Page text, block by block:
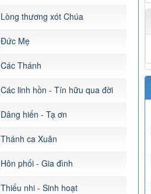
Lòng thương xót Chúa
Đức Mẹ
Các Thánh
Các linh hồn - Tín hữu qua đời
Dâng hiến - Tạ ơn
Thánh ca Xuân
Hôn phối - Gia đình
Thiếu nhi - Sinh hoạt